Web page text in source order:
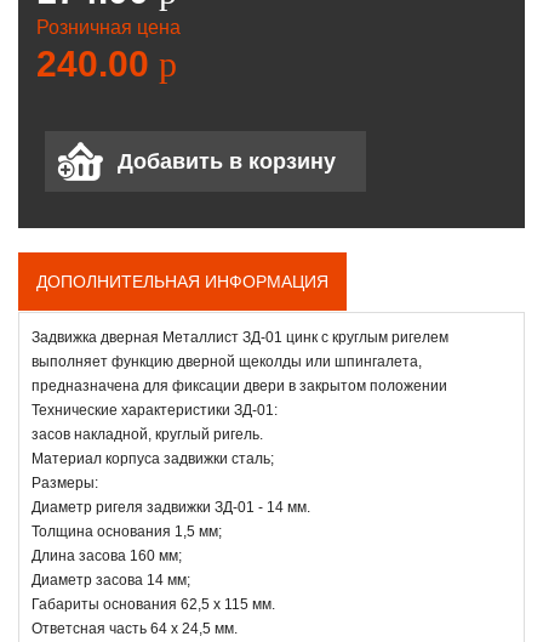
Розничная цена
240.00 p
ДОПОЛНИТЕЛЬНАЯ ИНФОРМАЦИЯ
Задвижка дверная Металлист ЗД-01 цинк с круглым ригелем
выполняет функцию дверной щеколды или шпингалета,
предназначена для фиксации двери в закрытом положении
Технические характеристики ЗД-01:
засов накладной, круглый ригель.
Материал корпуса задвижки сталь;
Размеры:
Диаметр ригеля задвижки ЗД-01 - 14 мм.
Толщина основания 1,5 мм;
Длина засова 160 мм;
Диаметр засова 14 мм;
Габариты основания 62,5 х 115 мм.
Ответсная часть 64 х 24,5 мм.